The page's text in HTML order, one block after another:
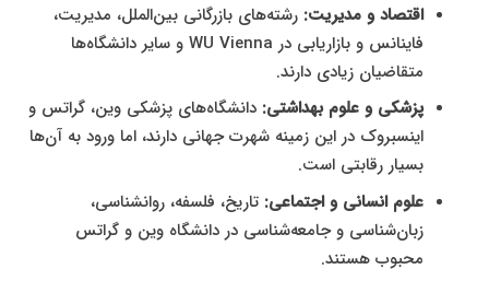
اقتصاد و مدیریت: رشته‌های بازرگانی بین‌الملل، مدیریت،
فاینانس و بازاریابی در WU Vienna و سایر دانشگاه‌ها
متقاضیان زیادی دارند.
پزشکی و علوم بهداشتی: دانشگاه‌های پزشکی وین، گراتس و
اینسبروک در این زمینه شهرت جهانی دارند، اما ورود به آن‌ها
بسیار رقابتی است.
علوم انسانی و اجتماعی: تاریخ، فلسفه، روانشناسی،
زبان‌شناسی و جامعه‌شناسی در دانشگاه وین و گراتس
محبوب هستند.